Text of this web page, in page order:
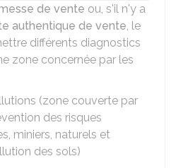
de vente ou, s'il n'y a
authentique de vente, le
différents diagnostics
zone concernée par les
(zone couverte par
des risques
miniers, naturels et
des sols)